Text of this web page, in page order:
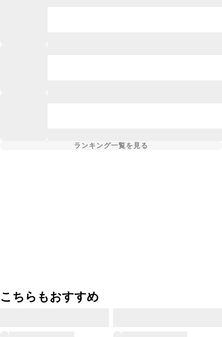
ランキング一覧を見る
こちらもおすすめ